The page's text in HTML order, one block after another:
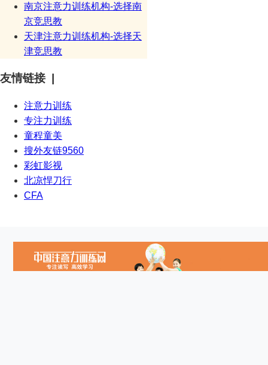
南京注意力训练机构-选择南
京竞思教
天津注意力训练机构-选择天
津竞思教
友情链接 |
注意力训练
专注力训练
童程童美
搜外友链9560
彩虹影视
北凉悍刀行
CFA